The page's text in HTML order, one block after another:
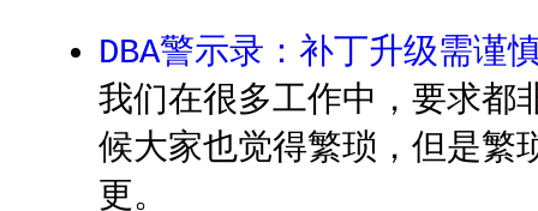
DBA警示录：补丁升级需谨
我们在很多工作中，要求都
候大家也觉得繁琐，但是繁
更。